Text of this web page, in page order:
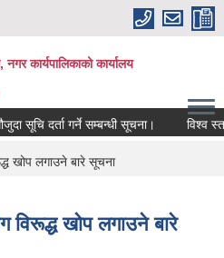
नगर कार्यपालिकाको कार्यालय
सूचि दर्ता गर्ने सम्बन्धी सूचना। विश्व
खोप लगाउने बारे सूचना
विरूद्ध खोप लगाउने बारे